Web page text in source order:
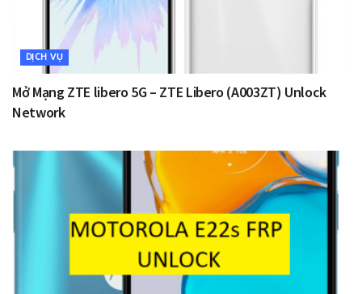
DỊCH VỤ
Mở Mạng ZTE libero 5G – ZTE Libero (A003ZT) Unlock
Network